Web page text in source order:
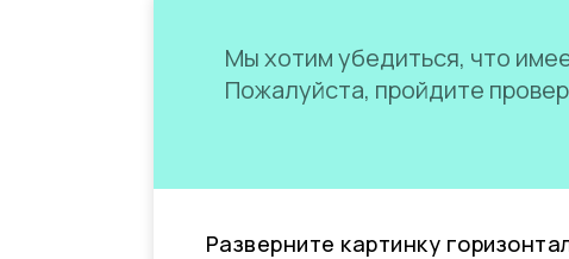
Мы хотим убедиться, что
Пожалуйста, пройдите
Разверните картинку